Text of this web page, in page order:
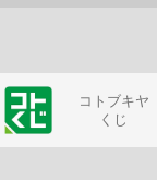
コトブキヤ
くじ